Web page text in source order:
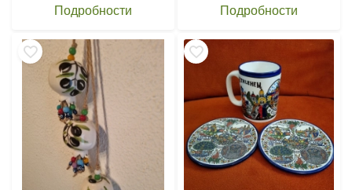
Подробности Подробности